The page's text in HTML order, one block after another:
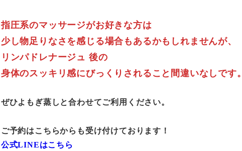
指圧系のマッサージがお好きな方は
少し物足りなさを感じる場合もあるかもしれませんが、
リンパドレナージュ 後の
身体のスッキリ感にびっくりされること間違いなしです。
ぜひよもぎ蒸しと合わせてご利用ください。
ご予約はこちらからも受け付けております！
公式LINEはこちら